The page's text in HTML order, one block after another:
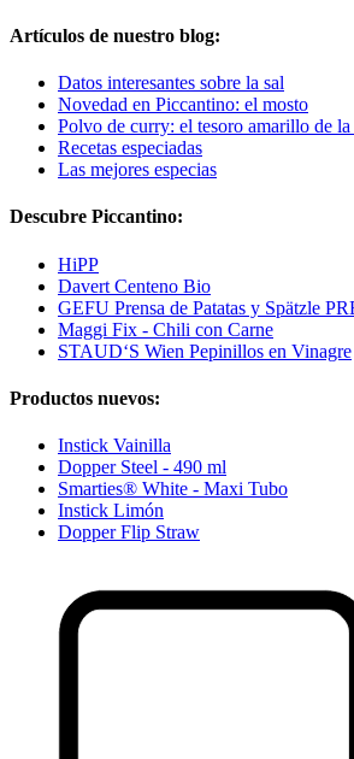
Artículos de nuestro blog:
Datos interesantes sobre la sal
Novedad en Piccantino: el mosto
Polvo de curry: el tesoro amarillo de
Recetas especiadas
Las mejores especias
Descubre Piccantino:
HiPP
Davert Centeno Bio
GEFU Prensa de Patatas y Spätzle
Maggi Fix - Chili con Carne
STAUD‘S Wien Pepinillos en Vinagre
Productos nuevos:
Instick Vainilla
Dopper Steel - 490 ml
Smarties® White - Maxi Tubo
Instick Limón
Dopper Flip Straw